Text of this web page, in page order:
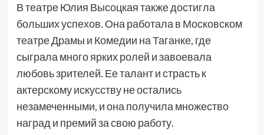
В театре Юлия Высоцкая также достигла
больших успехов. Она работала в Московском
театре Драмы и Комедии на Таганке, где
сыграла много ярких ролей и завоевала
любовь зрителей. Ее талант и страсть к
актерскому искусству не остались
незамеченными, и она получила множество
наград и премий за свою работу.